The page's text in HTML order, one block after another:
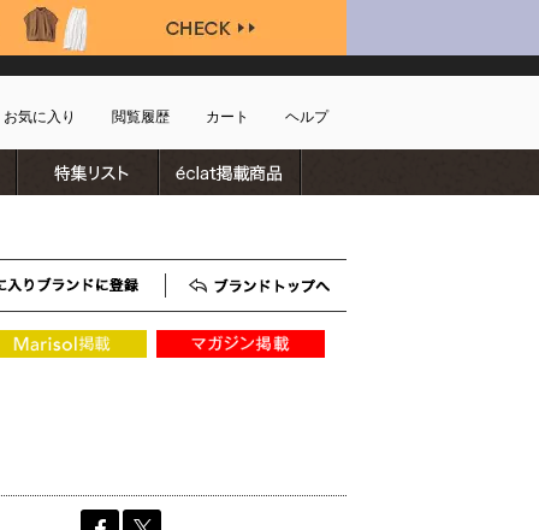
お気に入り 閲覧履歴 カート ヘルプ
キャンセルについて
返品・交換について
会員特典のご案内
お気に入りブランド登録